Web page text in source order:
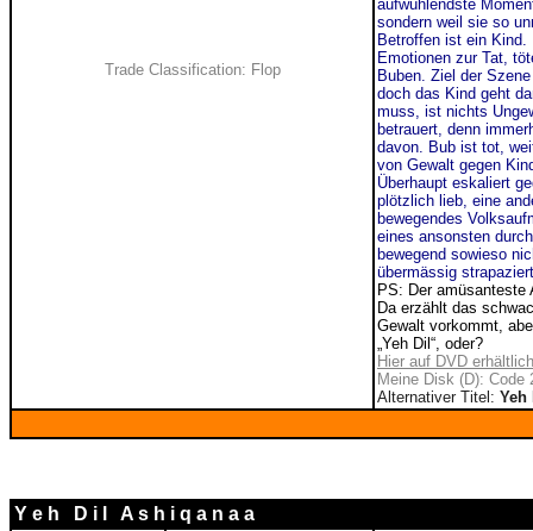
aufwühlendste
sondern weil sie so
Betroffen ist ein Kind.
Emotionen zur Tat,
Buben. Ziel der
doch das Kind geht
muss, ist nichts
betrauert, denn
davon. Bub ist tot,
von Gewalt gegen
Überhaupt eskaliert
plötzlich lieb, eine
bewegendes
eines ansonsten
bewegend sowieso
übermässig
PS: Der
Da erzählt das
Gewalt vorkommt,
„Yeh Dil“, oder?
Hier auf DVD erhältlich
Meine Disk (D):
Alternativer Titel: Yeh
Trade Classification: Flop
Y e h D i l A s h i q a n a a